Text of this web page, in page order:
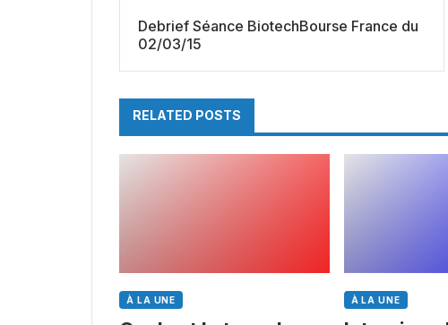
Debrief Séance BiotechBourse France du
02/03/15
RELATED POSTS
À LA UNE À LA UNE